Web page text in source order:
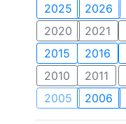
2025 2026
2020
2021
2015
2016
2010
2011
2005
2006